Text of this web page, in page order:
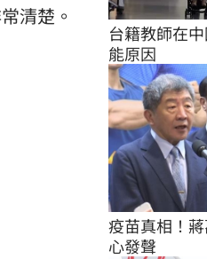
清楚。
台籍教師在
能原因
疫苗真相！
心發聲